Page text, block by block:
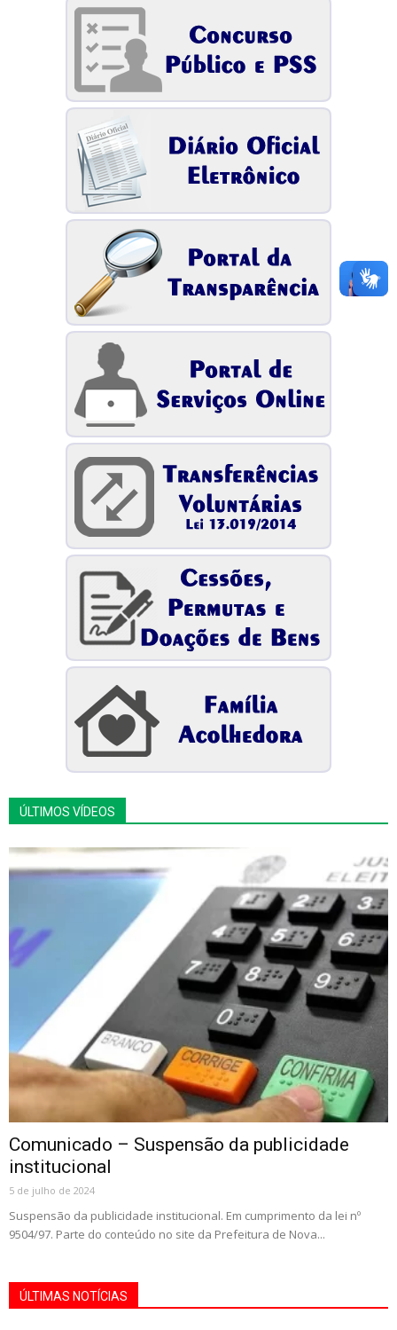
ÚLTIMOS VÍDEOS
Comunicado – Suspensão da publicidade
institucional
5 de julho de 2024
Suspensão da publicidade institucional. Em cumprimento da lei nº
9504/97. Parte do conteúdo no site da Prefeitura de Nova...
ÚLTIMAS NOTÍCIAS